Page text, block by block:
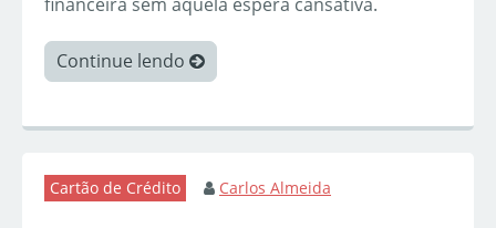
Continue lendo
Cartão de Crédito Carlos Almeida